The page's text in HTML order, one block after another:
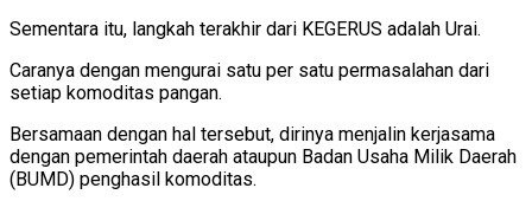
Sementara itu, langkah terakhir dari KEGERUS adalah Urai.
Caranya dengan mengurai satu per satu permasalahan dari
setiap komoditas pangan.
Bersamaan dengan hal tersebut, dirinya menjalin kerjasama
dengan pemerintah daerah ataupun Badan Usaha Milik Daerah
(BUMD) penghasil komoditas.